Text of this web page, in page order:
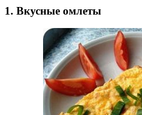
1. Вкусные омлеты